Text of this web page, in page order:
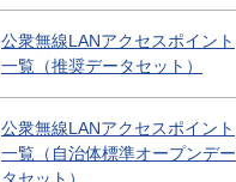
公衆無線LANアクセスポイント
一覧（推奨データセット）
公衆無線LANアクセスポイント
一覧（自治体標準オープンデー